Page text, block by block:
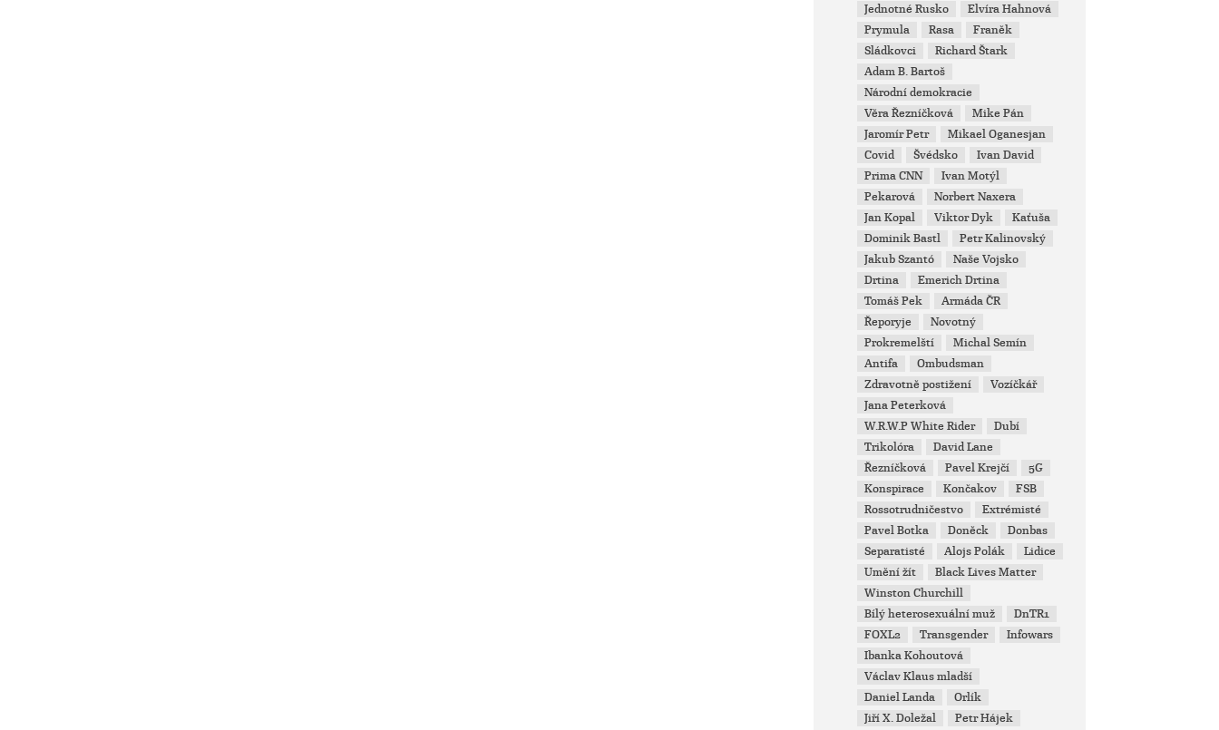
Jednotné Rusko
Elvíra Hahnová
Prymula
Rasa
Franěk
Sládkovci
Richard Štark
Adam B. Bartoš
Národní demokracie
Věra Řezníčková
Mike Pán
Jaromír Petr
Mikael Oganesjan
Covid
Švédsko
Ivan David
Prima CNN
Ivan Motýl
Pekarová
Norbert Naxera
Jan Kopal
Viktor Dyk
Kaťuša
Dominik Bastl
Petr Kalinovský
Jakub Szantó
Naše Vojsko
Drtina
Emerich Drtina
Tomáš Pek
Armáda ČR
Řeporyje
Novotný
Prokremelští
Michal Semín
Antifa
Ombudsman
Zdravotně postižení
Vozíčkář
Jana Peterková
W.R.W.P White Rider
Dubí
Trikolóra
David Lane
Řezníčková
Pavel Krejčí
5G
Konspirace
Končakov
FSB
Rossotrudničestvo
Extrémisté
Pavel Botka
Doněck
Donbas
Separatisté
Alojs Polák
Lidice
Umění žít
Black Lives Matter
Winston Churchill
Bílý heterosexuální muž
DnTR1
FOXL2
Transgender
Infowars
Ibanka Kohoutová
Václav Klaus mladší
Daniel Landa
Orlík
Jiří X. Doležal
Petr Hájek